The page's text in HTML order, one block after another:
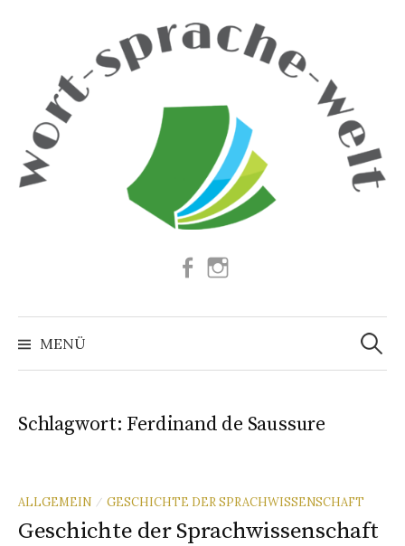
Facebook
MENÜ
Suchen
nach:
Schlagwort: Ferdinand de Saussure
ALLGEMEIN / GESCHICHTE DER SPRACHWISSENSCHAFT
Geschichte der Sprachwissenschaft